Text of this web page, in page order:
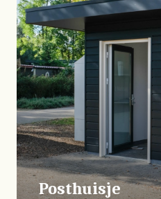
Posthuisje